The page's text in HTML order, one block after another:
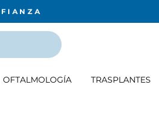
OFTALMOLOGÍA TRASPLANTES